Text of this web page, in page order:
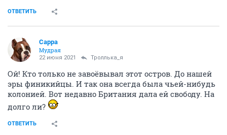
ОТВЕТИТЬ
Сарра
Мудрая
22 июня 2021 Троллька_я
Ой! Кто только не завоёвывал этот остров. До нашей
эры финикийцы. И так она всегда была чьей-нибудь
колонией. Вот недавно Британия дала ей свободу. На
долго ли?
ОТВЕТИТЬ